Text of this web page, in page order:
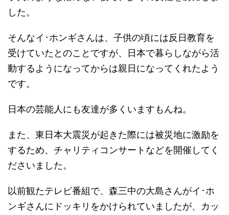
した。
そんなイ･ホンギさんは、子供の頃には反日教育を
受けていたとのことですが、日本で暮らしながら活
動するようになってからは親日になってくれたよう
です。
日本の芸能人にも友達が多くいますもんね。
また、東日本大震災が起きた際には被災地に激励を
するため、チャリティコンサートなどを開催してく
ださいました。
以前観たテレビ番組で、森三中の大島さんがイ･ホ
ンギさんにドッキリをかけられていましたが、カッ